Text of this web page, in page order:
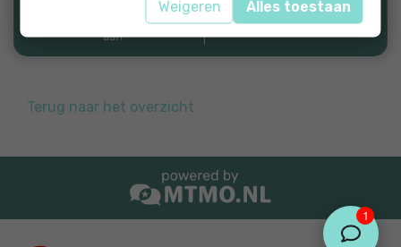
"Ja, ik beveel dit bedrijf
aan"
Bron:
Terug naar het overzicht
Weigeren Alles toestaan
1